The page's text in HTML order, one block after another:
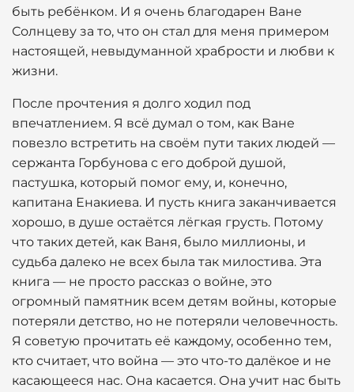
быть ребёнком. И я очень благодарен Ване
Солнцеву за то, что он стал для меня примером
настоящей, невыдуманной храбрости и любви к
жизни.
После прочтения я долго ходил под
впечатлением. Я всё думал о том, как Ване
повезло встретить на своём пути таких людей —
сержанта Горбунова с его доброй душой,
пастушка, который помог ему, и, конечно,
капитана Енакиева. И пусть книга заканчивается
хорошо, в душе остаётся лёгкая грусть. Потому
что таких детей, как Ваня, было миллионы, и
судьба далеко не всех была так милостива. Эта
книга — не просто рассказ о войне, это
огромный памятник всем детям войны, которые
потеряли детство, но не потеряли человечность.
Я советую прочитать её каждому, особенно тем,
кто считает, что война — это что-то далёкое и не
касающееся нас. Она касается. Она учит нас быть